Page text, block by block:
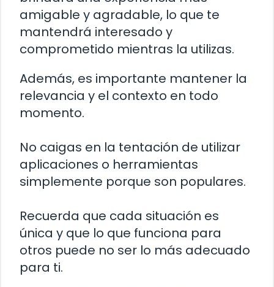
amigable y agradable, lo que te
mantendrá interesado y
comprometido mientras la utilizas.
Además, es importante mantener la
relevancia y el contexto en todo
momento.
No caigas en la tentación de utilizar
aplicaciones o herramientas
simplemente porque son populares.
Recuerda que cada situación es
única y que lo que funciona para
otros puede no ser lo más adecuado
para ti.